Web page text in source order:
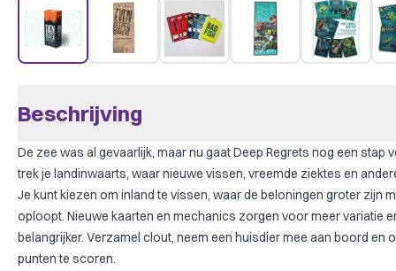
Beschrijving
De zee was al gevaarlijk, maar nu gaat Deep Regrets nog een stap
trek je landinwaarts, waar nieuwe vissen, vreemde ziektes en
Je kunt kiezen om inland te vissen, waar de beloningen groter zijn
oploopt. Nieuwe kaarten en mechanics zorgen voor meer variatie
belangrijker. Verzamel clout, neem een huisdier mee aan boord en
punten te scoren.